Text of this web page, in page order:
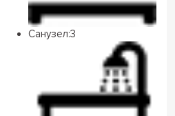
Санузел:3